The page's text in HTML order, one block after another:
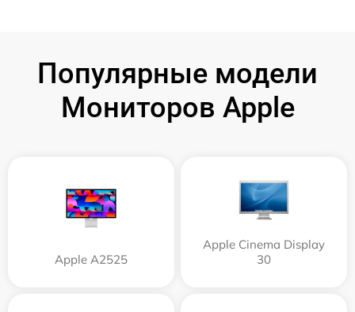
Популярные модели
Мониторов Apple
Apple А2525
Apple Cinema Display
30